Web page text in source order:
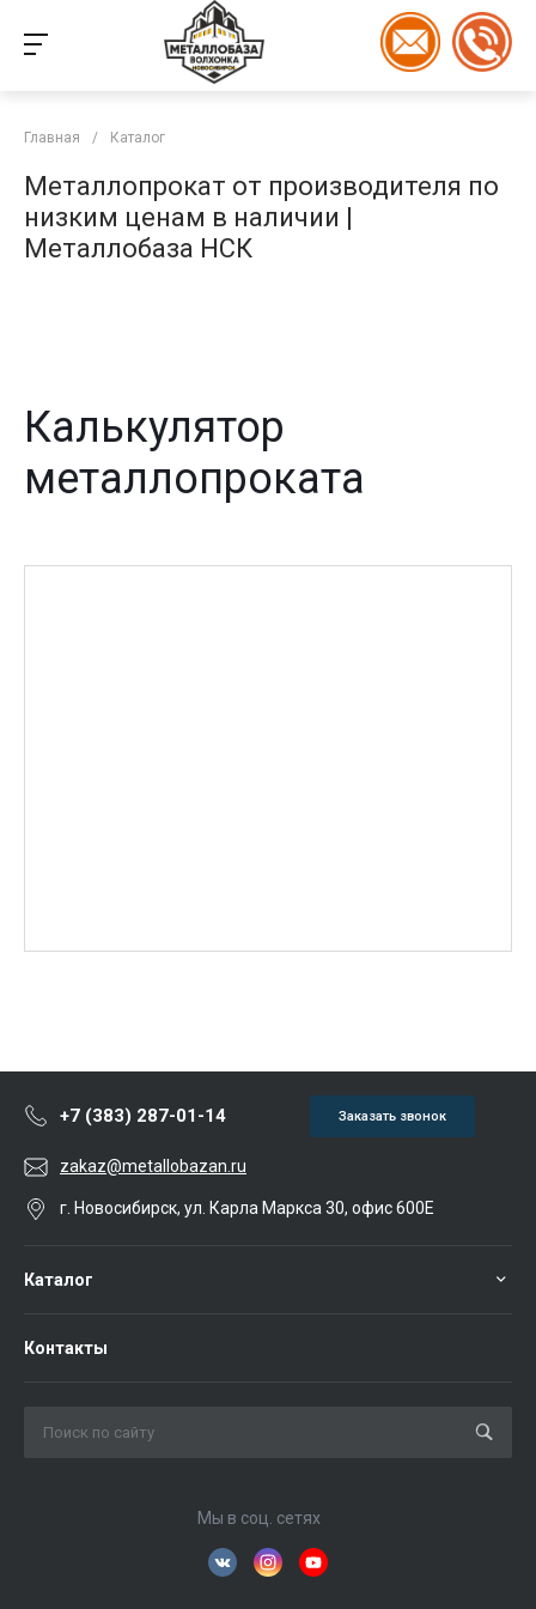
Главная / Каталог
Металлопрокат от производителя по
низким ценам в наличии |
Металлобаза НСК
Калькулятор
металлопроката
+7 (383) 287-01-14 Заказать звонок
zakaz@metallobazan.ru
г. Новосибирск, ул. Карла Маркса 30, офис 600Е
Каталог
Контакты
Мы в соц. сетях